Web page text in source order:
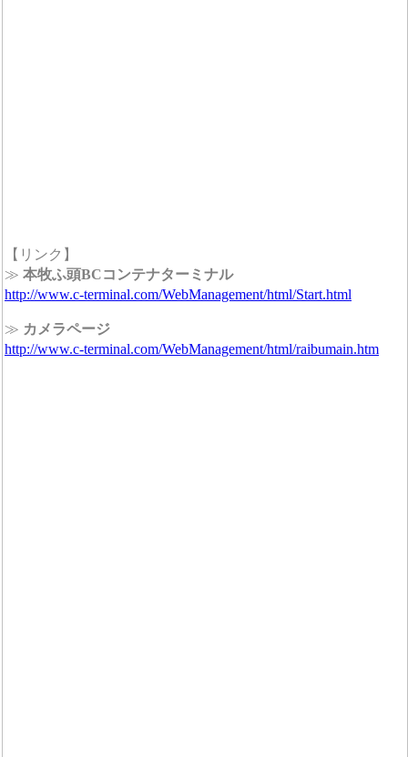
【リンク】
≫ 本牧ふ頭BCコンテナターミナル
http://www.c-terminal.com/WebManagement/html/Start.html
≫ カメラページ
http://www.c-terminal.com/WebManagement/html/raibumain.htm